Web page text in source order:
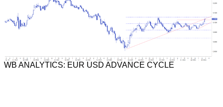
WB ANALYTICS: EUR USD ADVANCE CYCLE